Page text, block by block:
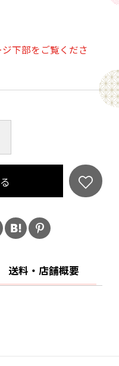
下部をご覧くださ
送料・店舗概要